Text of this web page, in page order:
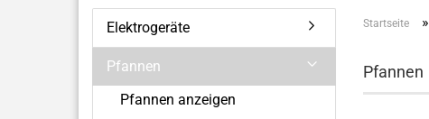
Startseite »
Pfannen
Elektrogeräte
Pfannen
Pfannen anzeigen